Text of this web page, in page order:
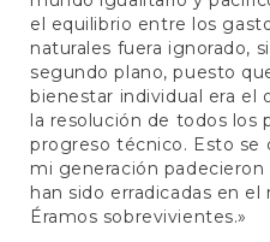
el equilibrio entre los
naturales fuera ignorado,
segundo plano, puesto
bienestar individual era el
la resolución de todos los
progreso técnico. Esto se
mi generación
han sido erradicadas en
Éramos sobrevivientes.»